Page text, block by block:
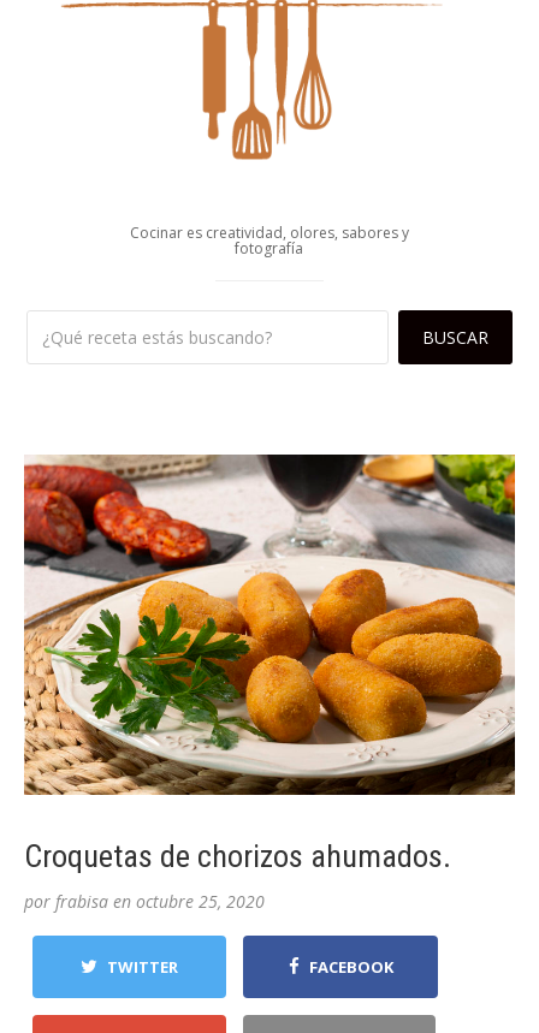
Cocinar es creatividad, olores, sabores y
fotografía
Croquetas de chorizos ahumados.
por frabisa en octubre 25, 2020
TWITTER FACEBOOK